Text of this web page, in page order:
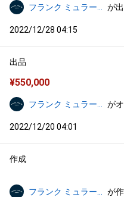
が
2022/12/28 04:15
出品
¥550,000
が
2022/12/20 04:01
作成
が